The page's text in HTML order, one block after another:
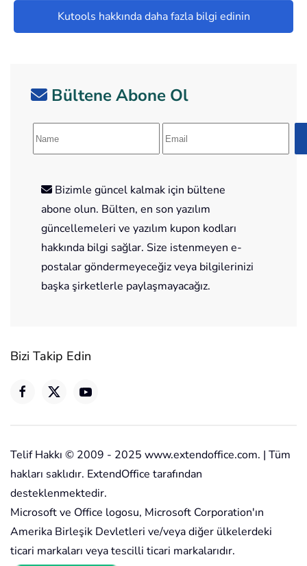
Kutools hakkında daha fazla bilgi edinin
Bültene Abone Ol
Bizimle güncel kalmak için bültene
abone olun. Bülten, en son yazılım
güncellemeleri ve yazılım kupon kodları
hakkında bilgi sağlar. Size istenmeyen e-
postalar göndermeyeceğiz veya bilgilerinizi
başka şirketlerle paylaşmayacağız.
Bizi Takip Edin
Telif Hakkı © 2009 - 2025 www.extendoffice.com. | Tüm
hakları saklıdır. ExtendOffice tarafından
desteklenmektedir.
Microsoft ve Office logosu, Microsoft Corporation'ın
Amerika Birleşik Devletleri ve/veya diğer ülkelerdeki
ticari markaları veya tescilli ticari markalarıdır.